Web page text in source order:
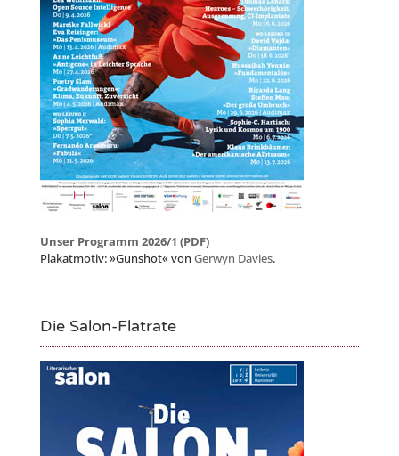
Unser Programm 2026/1 (PDF)
Plakatmotiv: »Gunshot« von Gerwyn Davies.
Die Salon-Flatrate